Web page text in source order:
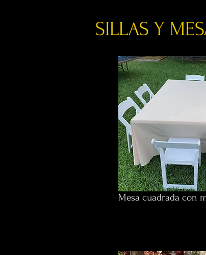
SILLAS Y
Mesa cuadrada con
$490